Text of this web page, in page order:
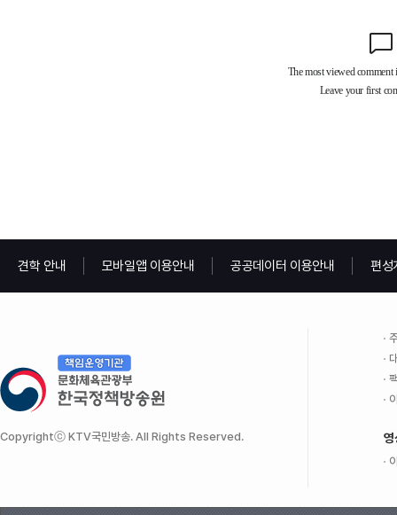
견학 안내 모바일앱 이용안내 공공데이터 이용안내 편성
Copyrightⓒ KTV국민방송. All Rights Reserved. 영